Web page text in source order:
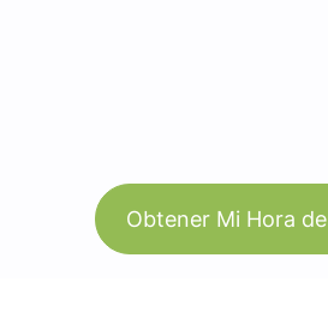
Obtener Mi Hora